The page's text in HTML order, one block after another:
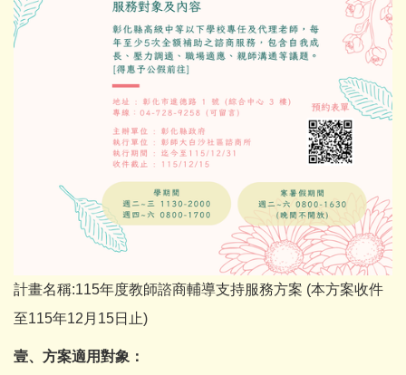
計畫名稱:115年度教師諮商輔導支持服務方案 (本方案收件
至115年12月15日止)
壹、方案適用對象：